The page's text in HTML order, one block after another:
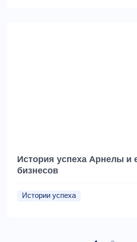
История успеха Арнелы и
бизнесов
Истории успеха